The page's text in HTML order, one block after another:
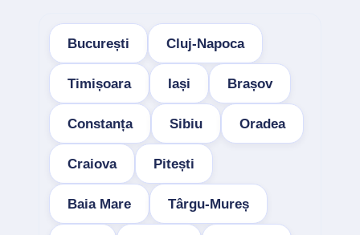
București Cluj-Napoca
Timișoara Iași Brașov
Constanța Sibiu Oradea
Craiova Pitești
Baia Mare Târgu-Mureș